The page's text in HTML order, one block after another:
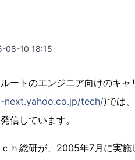
08-10 18:15
ルートのエンジニア向けのキ
next.yahoo.co.jp/tech/)では
信しています。
ｃｈ総研が、2005年7月に実